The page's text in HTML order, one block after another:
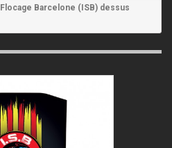
Flocage Barcelone (ISB) dessus